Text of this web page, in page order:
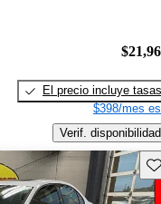
El precio incluye tasas
$398/mes
Verif. disponibilidad